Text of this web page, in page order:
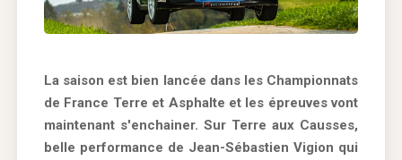
La saison est bien lancée dans les Championnats
de France Terre et Asphalte et les épreuves vont
maintenant s'enchainer. Sur Terre aux Causses,
belle performance de Jean-Sébastien Vigion qui